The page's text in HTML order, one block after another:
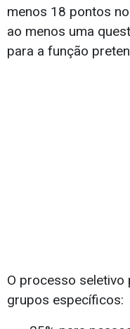
menos 18 pontos
ao menos uma
para a função
O processo seletivo
grupos específicos: